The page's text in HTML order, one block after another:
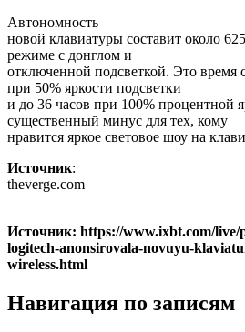
Автономность
новой клавиатуры составит около
режиме с донглом и
отключенной подсветкой. Это время
при 50% яркости подсветки
и до 36 часов при 100% процентной
существенный минус для тех, кому
нравится яркое световое шоу на
Источник:
theverge.com
Источник: https://www.ixbt.com/
logitech-anonsirovala-novuyu-
wireless.html
Навигация по записям